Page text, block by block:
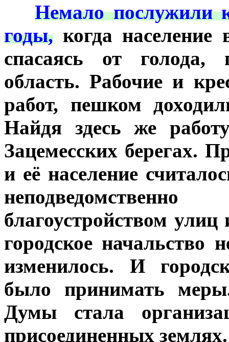
Немало послужили
годы, когда население
спасаясь от голода,
область. Рабочие и
работ, пешком
Найдя здесь же
Зацемесских берегах.
и её население
благоустройством
городское начальство
изменилось. И
было принимать
Думы стала
присоединенных землях.